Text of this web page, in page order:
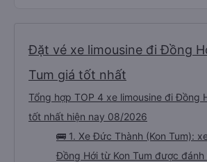
Đặt vé xe limousine đi Đồng
Tum giá tốt nhất
Tổng hợp TOP 4 xe limousine đi Đồng
tốt nhất hiện nay 08/2026
🚌 1. Xe Đức Thành (Kon Tum):
Đồng Hới từ Kon Tum được đánh